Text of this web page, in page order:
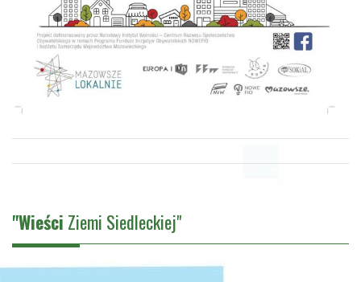
"Wieści Ziemi Siedleckiej"